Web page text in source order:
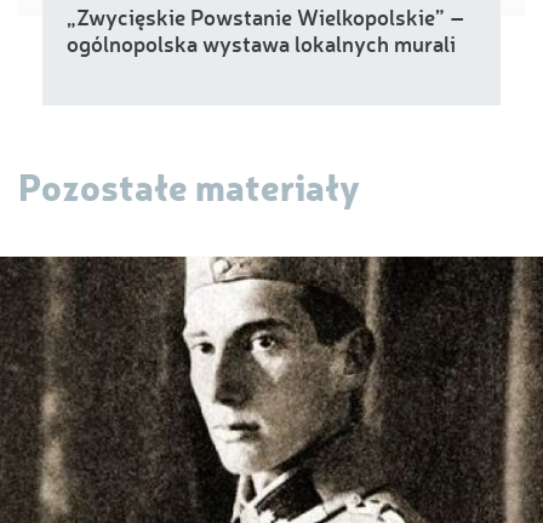
„Zwycięskie Powstanie Wielkopolskie” –
ogólnopolska wystawa lokalnych murali
Pozostałe materiały